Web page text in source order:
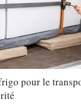
pour le